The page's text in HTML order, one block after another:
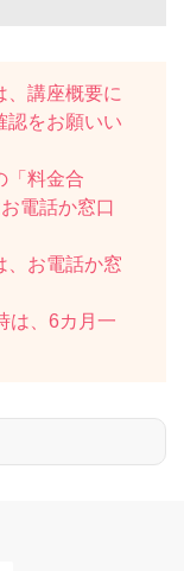
、講座概要に
認をお願いい
「料金合
電話か窓口
、お電話か窓
は、6カ月一